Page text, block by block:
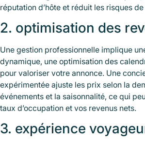
réputation d’hôte et réduit les risques
2. optimisation des
Une gestion professionnelle implique
dynamique, une optimisation des
pour valoriser votre annonce. Une
expérimentée ajuste les prix selon la
événements et la saisonnalité, ce qui
taux d’occupation et vos revenus nets.
3. expérience